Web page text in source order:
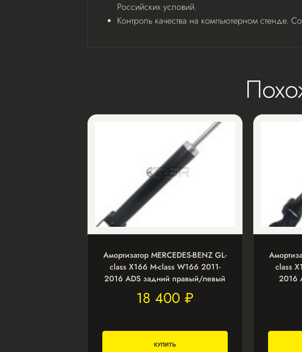
Российских условий.
Контроль качества на компьютерном стенде.
Амортизатор MERCEDES-BENZ GL-
class X166 M-class W166 2011-
2016 ADS задний правый/левый
18 400 ₽
КУПИТЬ
class
2016